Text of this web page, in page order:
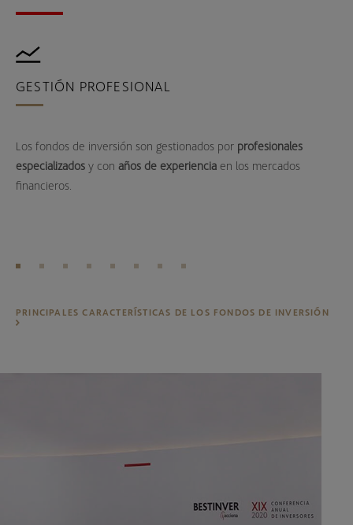
GESTIÓN PROFESIONAL
Los fondos de inversión son gestionados por profesionales
especializados y con años de experiencia en los mercados
financieros.
PRINCIPALES CARACTERÍSTICAS DE LOS FONDOS DE INVERSIÓN